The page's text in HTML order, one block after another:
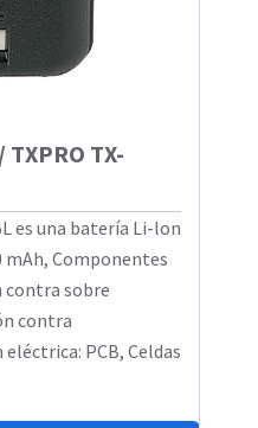
TX-
es una batería Li-lon
mAh, Componentes
contra sobre
contra
PCB, Celdas